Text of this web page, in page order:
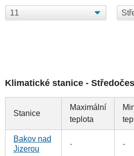
Klimatické stanice -
Stanice
Maximální
teplota
Bakov nad
Jizerou
- -